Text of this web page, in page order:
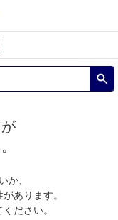
か、
あります。
ださい。